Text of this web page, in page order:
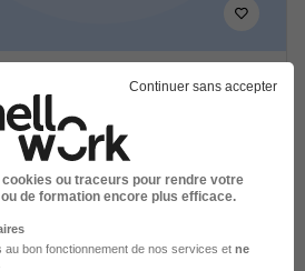
Peintre en
SERVICES)
CDI 25 000 - 27 000 € / an
il y a 10 heures
Continuer sans accepter
ou traceurs pour rendre votre
de formation encore plus efficace.
bon fonctionnement de nos services et ne